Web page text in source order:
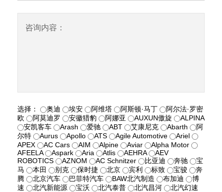
咨询内容：
选择： 奥迪 埃安 阿维塔 阿斯顿·马丁
阿尔法·罗密
欧
阿莫迪罗 安徽猎豹 阿娜亚 AUXUN傲旋
ALPINA
安凯客车
Arash 爱驰 ABT 艾康尼克 Abarth
阿
尔特
Aurus Apollo ATS Agile Automotive
Ariel
APEX
AC Cars AIM Alpine Aviar
Alpha Motor
AFEELA
Aspark Aria Atlis AEHRA
AEV
ROBOTICS
AZNOM AC Schnitzer 比亚迪 奔驰
宝
马
本田 别克 保时捷 北京 宾利 标致 宝骏
奔
腾
北京汽车 巴菲特汽车 BAW北汽制造 布加迪
博
速
北汽新能源 宝沃 北汽泰普 北汽昌河
北汽幻速